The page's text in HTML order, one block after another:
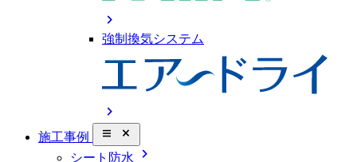
chevron_right
強制換気システム
chevron_right
施工事例 close_small
シート防水 chevron_right